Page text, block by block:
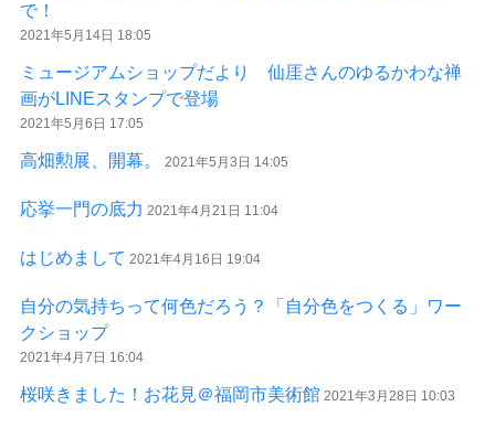
で！
2021年5月14日 18:05
ミュージアムショップだより 仙厓さんのゆるかわな禅
画がLINEスタンプで登場
2021年5月6日 17:05
高畑勲展、開幕。 2021年5月3日 14:05
応挙一門の底力 2021年4月21日 11:04
はじめまして 2021年4月16日 19:04
自分の気持ちって何色だろう？「自分色をつくる」ワー
クショップ
2021年4月7日 16:04
桜咲きました！お花見＠福岡市美術館 2021年3月28日 10:03